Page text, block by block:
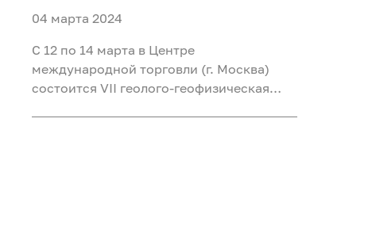
04 марта 2024
С 12 по 14 марта в Центре
международной торговли (г. Москва)
состоится VII геолого-геофизическая